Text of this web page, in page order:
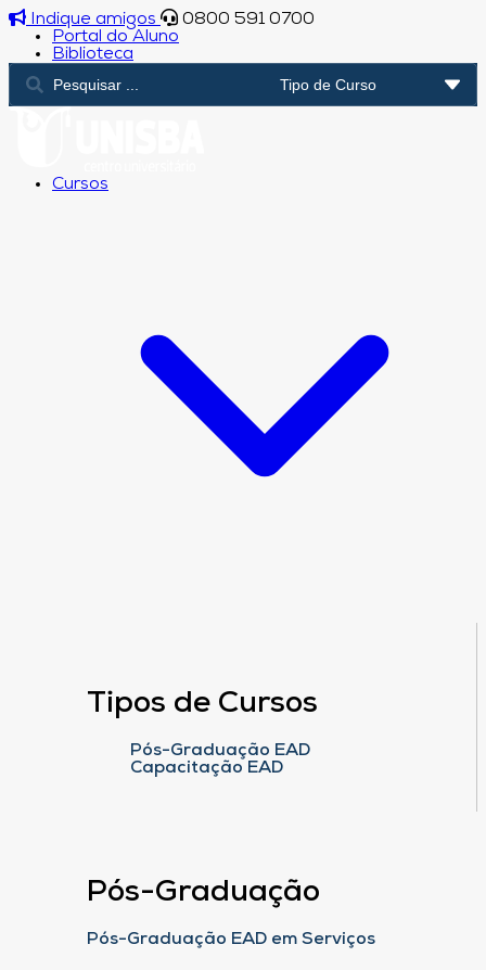
Indique amigos
0800 591 0700
Portal do Aluno
Biblioteca
Cursos
Tipos de Cursos
Pós-Graduação EAD
Capacitação EAD
Pós-Graduação
Pós-Graduação EAD em Serviços